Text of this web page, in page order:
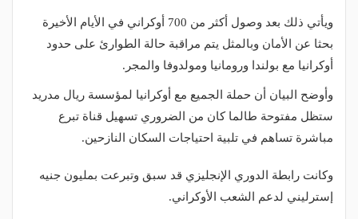
ويأتي ذلك بعد وصول أكثر من 700 أوكراني في الأيام الأخيرة
بحثا عن الأمان وبالمثل يتم مراقبة حالة الطوارئ على حدود
أوكرانيا مع بولندا ورومانيا ومولدوفا والمجر.
وأوضح البيان أن حملة الجميع مع أوكرانيا لمؤسسة ريال مدريد
ستظل مفتوحة طالما كان من الضروري تسهيل قناة تبرع
مباشرة تساهم في تلبية احتياجات السكان النازحين.
وكانت رابطة الدوري الإنجليزي قد سبق وتبرعت بمليون جنيه
إسترليني لدعم الشعب الأوكراني.